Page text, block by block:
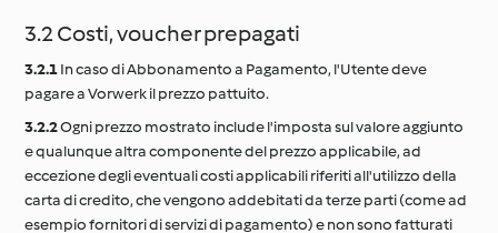
3.2 Costi, voucher prepagati
3.2.1In caso di Abbonamento a Pagamento, l'Utente deve
pagare a Vorwerk il prezzo pattuito.
3.2.2Ogni prezzo mostrato include l'imposta sul valore aggiunto
e qualunque altra componente del prezzo applicabile, ad
eccezione degli eventuali costi applicabili riferiti all'utilizzo della
carta di credito, che vengono addebitati da terze parti (come ad
esempio fornitori di servizi di pagamento) e non sono fatturati